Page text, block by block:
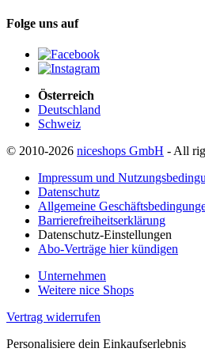
Folge uns auf
Österreich
Deutschland
Schweiz
© 2010-2026 niceshops GmbH - All
Impressum und
Datenschutz
Allgemeine
Barrierefreiheitserklärung
Datenschutz-Einstellungen
Abo-Verträge hier kündigen
Unternehmen
Weitere nice Shops
Vertrag widerrufen
Personalisiere dein Einkaufserlebnis